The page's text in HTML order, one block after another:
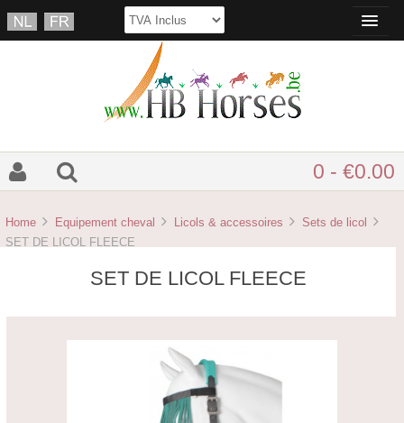
0 - €0.00
Home Equipement cheval Licols & accessoires
Sets de licol
SET DE LICOL FLEECE
SET DE LICOL FLEECE